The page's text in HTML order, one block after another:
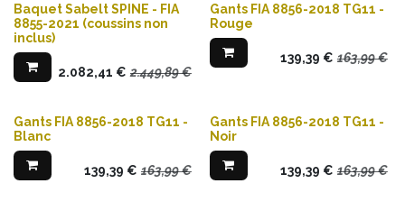
Baquet Sabelt SPINE - FIA
8855-2021 (coussins non
inclus)
2.082,41 € 2.449,89€
Gants FIA 8856-2018 TG11 -
Rouge
139,39 € 163,99€
Gants FIA 8856-2018 TG11 -
Blanc
139,39 € 163,99€
Gants FIA 8856-2018 TG11 -
Noir
139,39 € 163,99€